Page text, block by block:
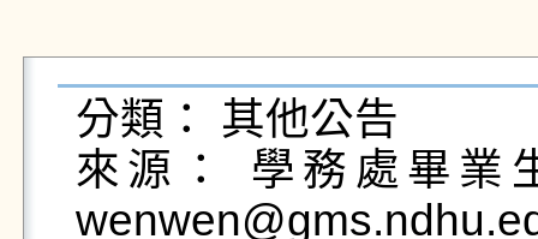
分類： 其他公告
來源： 學務處畢業